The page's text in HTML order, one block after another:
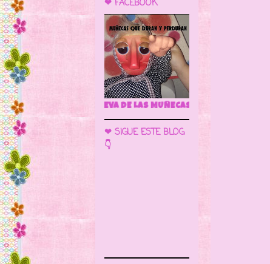
❤ FACEBOOK
CUEVA DE LAS MUÑECAS
❤ SIGUE ESTE BLOG
👇